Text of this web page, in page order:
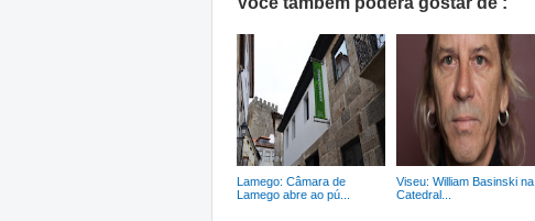
Lamego: Câmara de
Lamego abre ao pú...
Viseu: William Basinski na
Catedral...